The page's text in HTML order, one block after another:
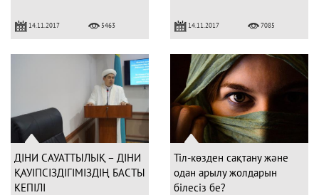
14.11.2017 5463 14.11.2017 7085
ДІНИ САУАТТЫЛЫҚ – ДІНИ
ҚАУІПСІЗДІГІМІЗДІҢ БАСТЫ
КЕПІЛІ
Тіл-көзден сақтану және
одан арылу жолдарын
білесіз бе?